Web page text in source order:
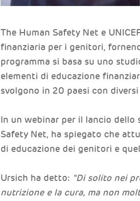
The Human Safety Net e
finanziaria per i genitori,
programma si basa su uno
elementi di educazione
svolgono in 20 paesi con
In un webinar per il lancio dello
Safety Net, ha spiegato che
di educazione dei genitori e
Ursich ha detto: "Di solito nei
nutrizione e la cura, ma non